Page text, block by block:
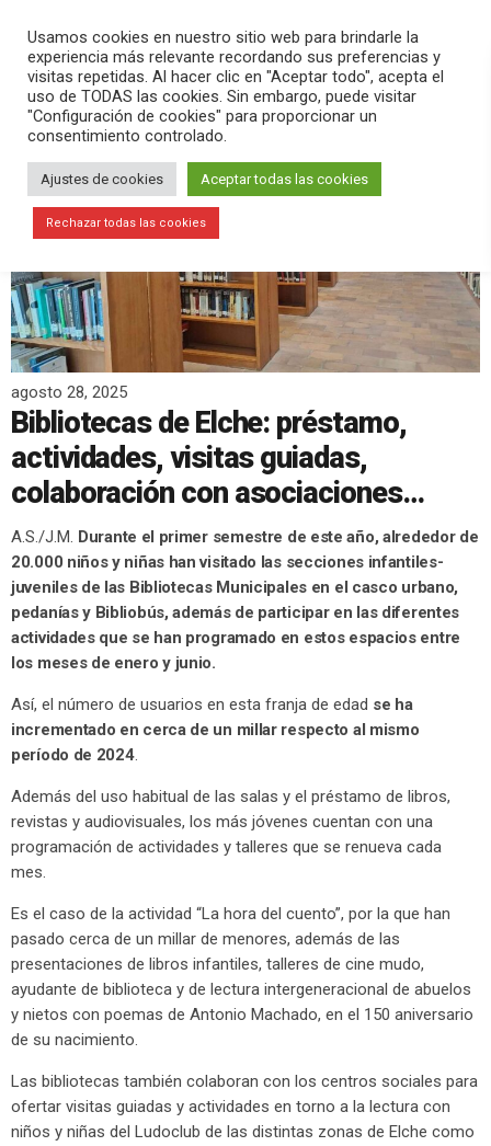
search menu pause PLAY
agosto 28, 2025
Bibliotecas de Elche: préstamo,
actividades, visitas guiadas,
colaboración con asociaciones…
A.S./J.M. Durante el primer semestre de este año, alrededor de
20.000 niños y niñas han visitado las secciones infantiles-
juveniles de las Bibliotecas Municipales en el casco urbano,
pedanías y Bibliobús, además de participar en las diferentes
actividades que se han programado en estos espacios entre
los meses de enero y junio.
Así, el número de usuarios en esta franja de edad se ha
incrementado en cerca de un millar respecto al mismo
período de 2024.
Además del uso habitual de las salas y el préstamo de libros,
revistas y audiovisuales, los más jóvenes cuentan con una
programación de actividades y talleres que se renueva cada
mes.
Es el caso de la actividad “La hora del cuento”, por la que han
pasado cerca de un millar de menores, además de las
presentaciones de libros infantiles, talleres de cine mudo,
ayudante de biblioteca y de lectura intergeneracional de abuelos
y nietos con poemas de Antonio Machado, en el 150 aniversario
de su nacimiento.
Las bibliotecas también colaboran con los centros sociales para
ofertar visitas guiadas y actividades en torno a la lectura con
niños y niñas del Ludoclub de las distintas zonas de Elche como
Usamos cookies en nuestro sitio web para brindarle la
experiencia más relevante recordando sus preferencias y
visitas repetidas. Al hacer clic en "Aceptar todo", acepta el
uso de TODAS las cookies. Sin embargo, puede visitar
"Configuración de cookies" para proporcionar un
consentimiento controlado.
Ajustes de cookies Aceptar todas las cookies
Rechazar todas las cookies